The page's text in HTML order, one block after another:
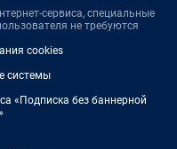
сервиса, специальные
не требуются
cookies
системы
«Подписка без баннерной